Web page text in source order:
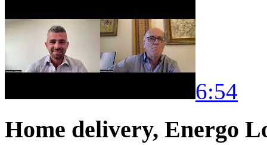
6:54
Home delivery, Energo